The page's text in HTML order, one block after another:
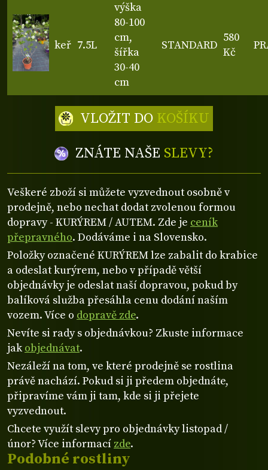
keř 7.5L
výška
80-100
cm,
šířka
30-40
cm
STANDARD
580
Kč
ZNÁTE NAŠE SLEVY?
VLOŽIT DO KOŠÍKU
Podobné rostliny
Veškeré zboží si můžete vyzvednout osobně v
prodejně, nebo nechat dodat zvolenou formou
dopravy - KURÝREM / AUTEM. Zde je ceník
přepravného. Dodáváme i na Slovensko.
Položky označené KURÝREM lze zabalit do krabice
a odeslat kurýrem, nebo v případě větší
objednávky je odeslat naší dopravou, pokud by
balíková služba přesáhla cenu dodání naším
vozem. Více o dopravě zde.
Nevíte si rady s objednávkou? Zkuste informace
jakobjednávat.
Nezáleží na tom, ve které prodejně se rostlina
právě nachází. Pokud si ji předem objednáte,
připravíme vám ji tam, kde si ji přejete
vyzvednout.
Chcete využít slevy pro objednávky listopad /
únor? Více informací zde.